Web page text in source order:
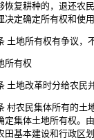
恢复耕种的，退还农
决定确定所有权和使用
地所有权有争议，不
有权
地改革时分给农民并
农民集体所有的土地
定集体土地所有权。
田基本建设和行政区